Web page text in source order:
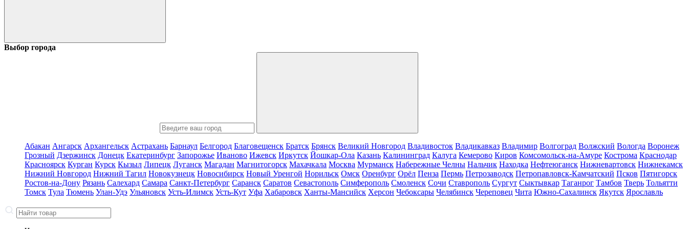
Выбор города
Абакан Ангарск Архангельск Астрахань Барнаул Белгород Благовещенск Братск Брянск Великий Новгород Владивосток Владикавказ Владимир Волгоград Волжский Вологда Воронеж
Грозный Дзержинск Донецк Екатеринбург Запорожье Иваново Ижевск Иркутск Йошкар-Ола Казань Калининград Калуга Кемерово Киров Комсомольск-на-Амуре Кострома Краснодар
Красноярск Курган Курск Кызыл Липецк Луганск Магадан Магнитогорск Махачкала Москва Мурманск Набережные Челны Нальчик Находка Нефтеюганск Нижневартовск Нижнекамск
Нижний Новгород Нижний Тагил Новокузнецк Новосибирск Новый Уренгой Норильск Омск Оренбург Орёл Пенза Пермь Петрозаводск Петропавловск-Камчатский Псков Пятигорск
Ростов-на-Дону Рязань Салехард Самара Санкт-Петербург Саранск Саратов Севастополь Симферополь Смоленск Сочи Ставрополь Сургут Сыктывкар Таганрог Тамбов Тверь Тольятти
Томск Тула Тюмень Улан-Удэ Ульяновск Усть-Илимск Усть-Кут Уфа Хабаровск Ханты-Мансийск Херсон Чебоксары Челябинск Череповец Чита Южно-Сахалинск Якутск Ярославль